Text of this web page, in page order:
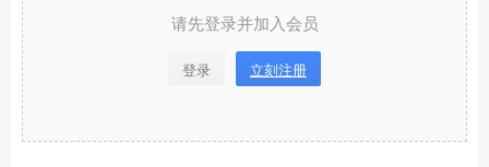
请先登录并加入会员
登录 立刻注册